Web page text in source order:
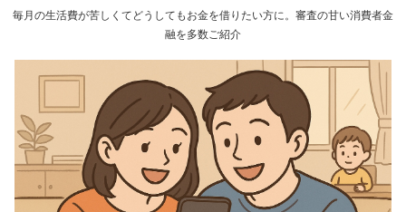
毎月の生活費が苦しくてどうしてもお金を借りたい方に。審査の甘い消費者金
融を多数ご紹介